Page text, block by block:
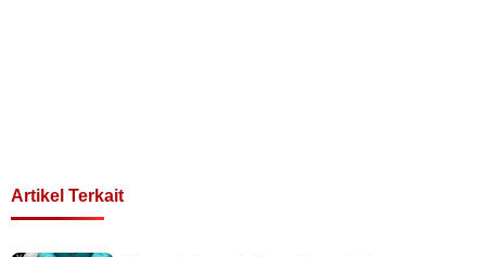
Artikel Terkait